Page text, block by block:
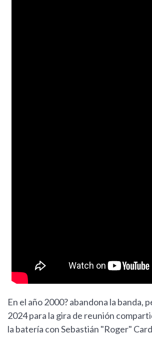
En el año 2000? abandona la banda,
2024 para la gira de reunión
la batería con Sebastián "Roger"